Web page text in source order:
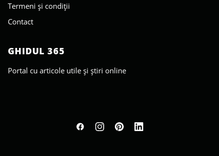
Termeni și condiții
Contact
GHIDUL 365
Portal cu articole utile și știri online